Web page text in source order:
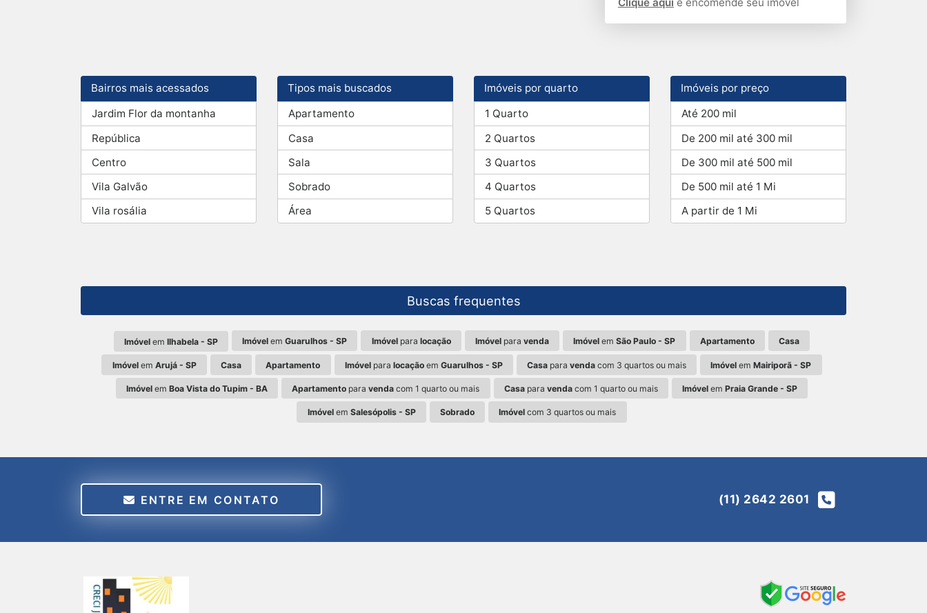
Bairros mais acessados
Jardim Flor da montanha
República
Centro
Vila Galvão
Vila rosália
Tipos mais buscados
Apartamento
Casa
Sala
Sobrado
Área
Imóveis por quarto
1 Quarto
2 Quartos
3 Quartos
4 Quartos
5 Quartos
Imóveis por preço
Até 200 mil
De 200 mil até 300 mil
De 300 mil até 500 mil
De 500 mil até 1 Mi
A partir de 1 Mi
Buscas frequentes
Imóvelem Ilhabela - SP Imóvel emGuarulhos - SP Imóvelpara locação Imóvel para venda Imóvel emSão Paulo - SP Apartamento Casa
Imóvelem Arujá - SP Casa Apartamento Imóvelpara locaçãoem Guarulhos - SP Casa paravenda com 3 quartos ou mais Imóvel emMairiporã - SP
Imóvelem Boa Vista do Tupim - BA Apartamento paravenda com 1 quarto ou mais Casapara vendacom 1 quarto ou mais Imóvel emPraia Grande - SP
Imóvelem Salesópolis - SP Sobrado Imóvel com 3 quartos ou mais
ENTRE EM CONTATO (11) 2642 2601